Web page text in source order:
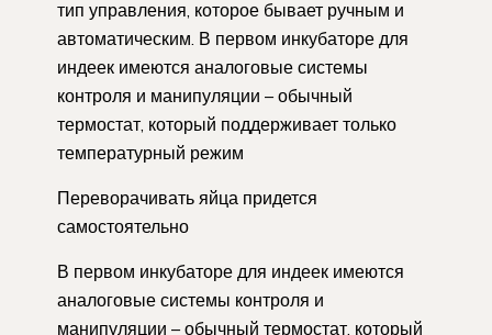
тип управления, которое бывает ручным и
автоматическим. В первом инкубаторе для
индеек имеются аналоговые системы
контроля и манипуляции – обычный
термостат, который поддерживает только
температурный режим
Переворачивать яйца придется
самостоятельно
В первом инкубаторе для индеек имеются
аналоговые системы контроля и
манипуляции – обычный термостат, который